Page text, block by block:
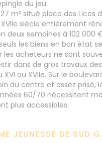
du jeu.
m² situé place des Lices
siècle entièrement
deux semaines à 102 000
les biens en bon état
les acheteurs ne sont
dans de gros travaux des
ou XVIIe. Sur le
du centre et assez prisé,
60/70 nécessitent
plus accessibles.
JEUNESSE DE SUD